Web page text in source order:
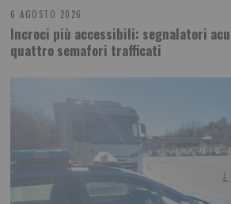
6 AGOSTO 2026
Incroci più accessibili: segnalatori
quattro semafori trafficati